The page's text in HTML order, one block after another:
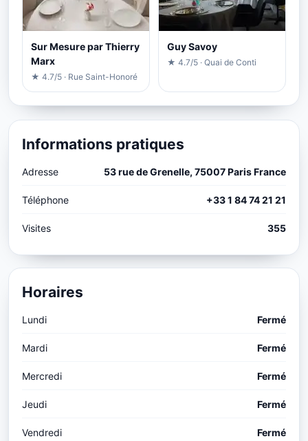
Sur Mesure par Thierry
Marx
★ 4.7/5 · Rue Saint-Honoré
Guy Savoy
★ 4.7/5 · Quai de Conti
Informations pratiques
Adresse 53 rue de Grenelle, 75007 Paris France
Téléphone +33 1 84 74 21 21
Visites 355
Horaires
Lundi Fermé
Mardi Fermé
Mercredi Fermé
Jeudi Fermé
Vendredi Fermé